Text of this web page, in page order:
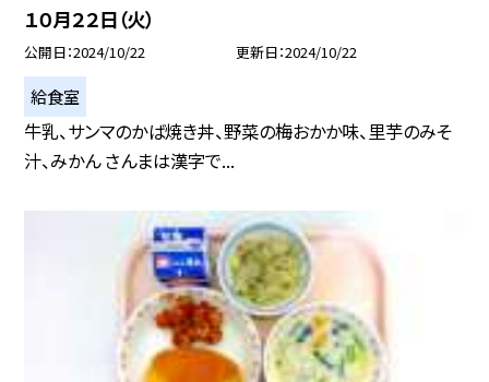
１０月２２日（火）
公開日 2024/10/22 更新日 2024/10/22
給食室
牛乳、サンマのかば焼き丼、野菜の梅おかか味、里芋のみそ
汁、みかん さんまは漢字で...